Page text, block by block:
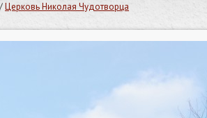
/Церковь Николая Чудотворца